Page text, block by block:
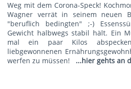
Weg mit dem Corona-Speck!
Wagner verrät in seinem neuen
"beruflich bedingten" ;-)
Gewicht halbwegs stabil hält. Ein
mal ein paar Kilos
liebgewonnenen
werfen zu müssen!
...hier gehts an